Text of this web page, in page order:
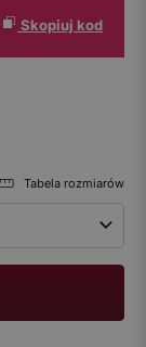
Skopiuj kod
Tabela rozmiarów